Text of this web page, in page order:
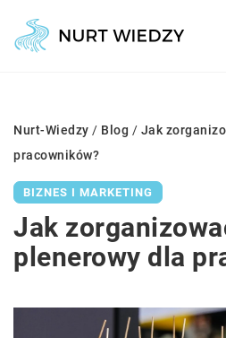
Nurt-Wiedzy / Blog / Jak
pracowników?
BIZNES I MARKETING
Jak
plenerowy dla